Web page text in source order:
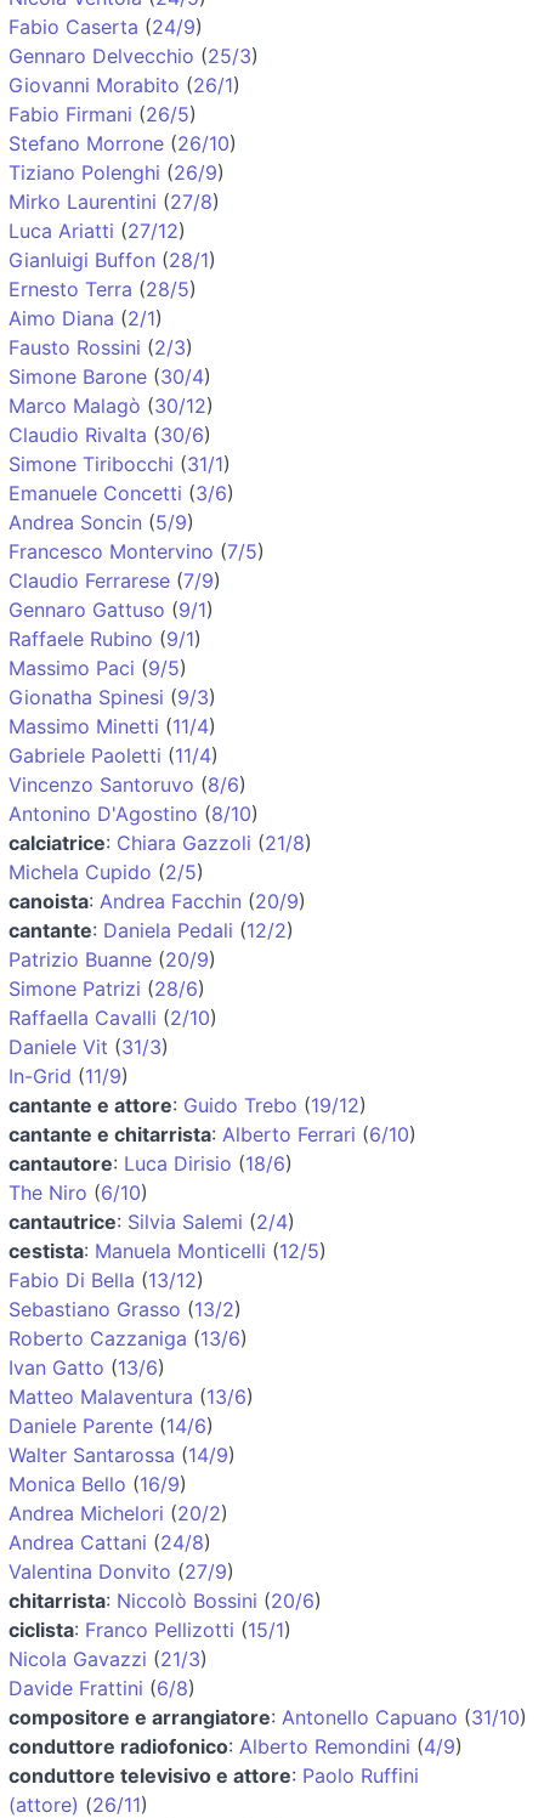
Fabio Caserta (24/9)
Gennaro Delvecchio (25/3)
Giovanni Morabito (26/1)
Fabio Firmani (26/5)
Stefano Morrone (26/10)
Tiziano Polenghi (26/9)
Mirko Laurentini (27/8)
Luca Ariatti (27/12)
Gianluigi Buffon (28/1)
Ernesto Terra (28/5)
Aimo Diana (2/1)
Fausto Rossini (2/3)
Simone Barone (30/4)
Marco Malagò (30/12)
Claudio Rivalta (30/6)
Simone Tiribocchi (31/1)
Emanuele Concetti (3/6)
Andrea Soncin (5/9)
Francesco Montervino (7/5)
Claudio Ferrarese (7/9)
Gennaro Gattuso (9/1)
Raffaele Rubino (9/1)
Massimo Paci (9/5)
Gionatha Spinesi (9/3)
Massimo Minetti (11/4)
Gabriele Paoletti (11/4)
Vincenzo Santoruvo (8/6)
Antonino D'Agostino (8/10)
calciatrice: Chiara Gazzoli (21/8)
Michela Cupido (2/5)
canoista: Andrea Facchin (20/9)
cantante: Daniela Pedali (12/2)
Patrizio Buanne (20/9)
Simone Patrizi (28/6)
Raffaella Cavalli (2/10)
Daniele Vit (31/3)
In-Grid (11/9)
cantante e attore: Guido Trebo (19/12)
cantante e chitarrista: Alberto Ferrari (6/10)
cantautore: Luca Dirisio (18/6)
The Niro (6/10)
cantautrice: Silvia Salemi (2/4)
cestista: Manuela Monticelli (12/5)
Fabio Di Bella (13/12)
Sebastiano Grasso (13/2)
Roberto Cazzaniga (13/6)
Ivan Gatto (13/6)
Matteo Malaventura (13/6)
Daniele Parente (14/6)
Walter Santarossa (14/9)
Monica Bello (16/9)
Andrea Michelori (20/2)
Andrea Cattani (24/8)
Valentina Donvito (27/9)
chitarrista: Niccolò Bossini (20/6)
ciclista: Franco Pellizotti (15/1)
Nicola Gavazzi (21/3)
Davide Frattini (6/8)
compositore e arrangiatore: Antonello Capuano (31/10)
conduttore radiofonico: Alberto Remondini (4/9)
conduttore televisivo e attore: Paolo Ruffini
(attore) (26/11)